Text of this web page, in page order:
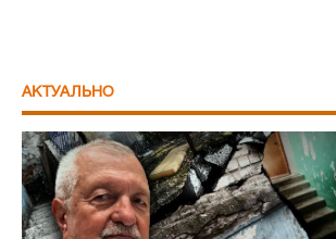
АКТУАЛЬНО